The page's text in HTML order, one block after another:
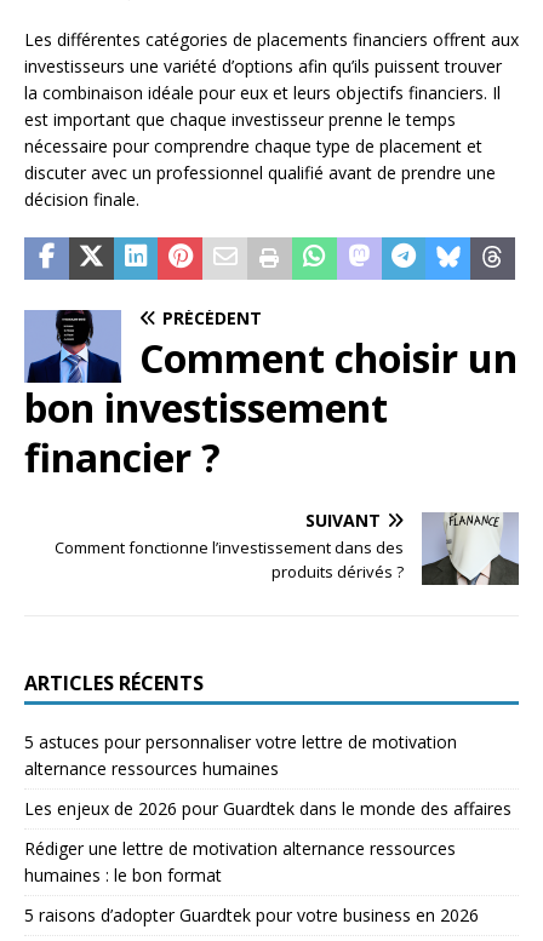
Les différentes catégories de placements financiers offrent aux
investisseurs une variété d’options afin qu’ils puissent trouver
la combinaison idéale pour eux et leurs objectifs financiers. Il
est important que chaque investisseur prenne le temps
nécessaire pour comprendre chaque type de placement et
discuter avec un professionnel qualifié avant de prendre une
décision finale.
PRÉCÉDENT
Comment choisir un
bon investissement
financier ?
SUIVANT
Comment fonctionne l’investissement dans des
produits dérivés ?
ARTICLES RÉCENTS
5 astuces pour personnaliser votre lettre de motivation
alternance ressources humaines
Les enjeux de 2026 pour Guardtek dans le monde des affaires
Rédiger une lettre de motivation alternance ressources
humaines : le bon format
5 raisons d’adopter Guardtek pour votre business en 2026